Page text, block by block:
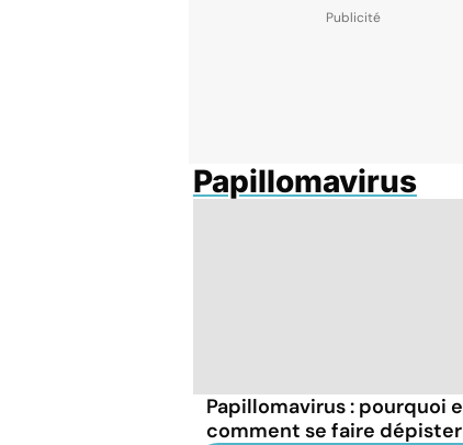
Papillomavirus
Papillomavirus : pourquoi
comment se faire dépister